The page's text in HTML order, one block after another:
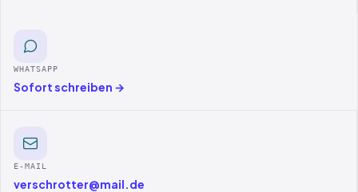
WHATSAPP
Sofort schreiben →
E-MAIL
verschrotter@mail.de